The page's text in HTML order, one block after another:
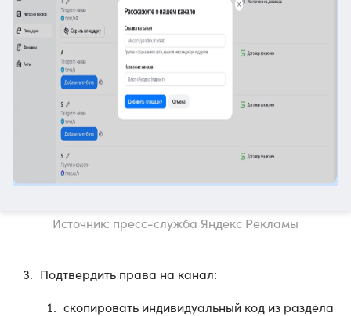
Источник: пресс-служба Яндекс Рекламы
Подтвердить права на канал:
скопировать индивидуальный код из раздела